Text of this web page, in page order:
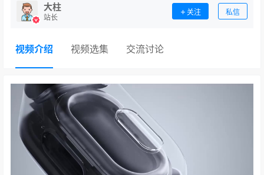
大柱
站长
关注 私信
视频介绍 视频选集 交流讨论